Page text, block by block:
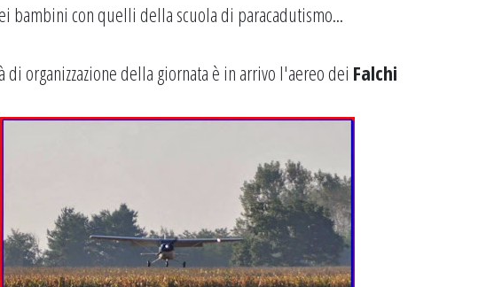
bambini con quelli della scuola di paracadutismo...
organizzazione della giornata è in arrivo l'aereo dei Falchi